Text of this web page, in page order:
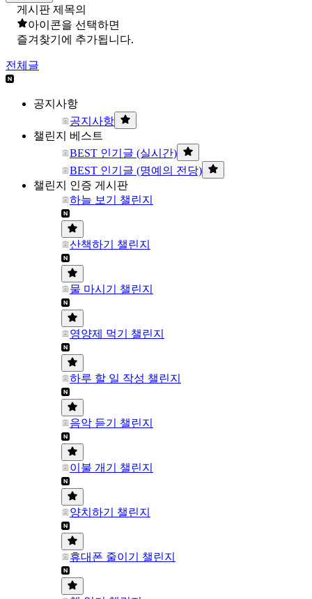
게시판 제목의
아이콘을 선택하면
즐겨찾기에 추가됩니다.
전체글
공지사항
공지사항
챌린지 베스트
BEST 인기글 (실시간)
BEST 인기글 (명예의 전당)
챌린지 인증 게시판
하늘 보기 챌린지
산책하기 챌린지
물 마시기 챌린지
영양제 먹기 챌린지
하루 할 일 작성 챌린지
음악 듣기 챌린지
이불 개기 챌린지
양치하기 챌린지
휴대폰 줄이기 챌린지